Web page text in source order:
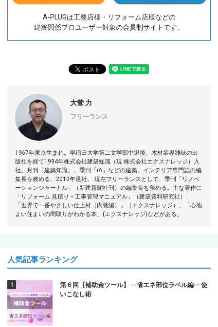
A-PLUGは工務店様・リフォーム店様などの
建築関係プロユーザー対象の会員制サイトです。
大菅 力
フリーランス
1967年東京生まれ。早稲田大学第二文学部中退後、木材業界雑誌の出
版社を経て1994年株式会社建築知識（現 株式会社エクスナレッジ）入
社。月刊「建築知識」、季刊「iA」などの建築、インテリア専門誌の編
集長を務める。2010年退社。 現在フリーランスとして、季刊「リノベ
ーションジャーナル」（新建新聞社刊）の編集長を務める。主な著作に
「リフォーム 見積り＋工事管理マニュアル」（建築資料研究社）、
「世界で一番やさしい仕上材（内装編）」（エクスナレッジ）、「心地
よい住まいの間取りがわかる本」(エクスナレッジ)などがある。
人気記事ランキング
第６回【補助金ツール】 --省エネ部位ラベル編-- 使
いこなし術